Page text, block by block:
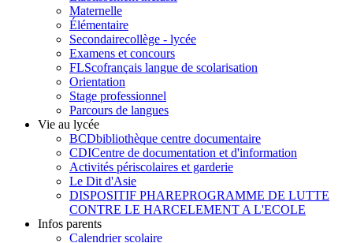
Maternelle
Élémentaire
Secondairecollège - lycée
Examens et concours
FLScofrançais langue de scolarisation
Orientation
Stage professionnel
Parcours de langues
Vie au lycée
BCDbibliothèque centre documentaire
CDICentre de documentation et d'information
Activités périscolaires et garderie
Le Dit d'Asie
DISPOSITIF PHAREPROGRAMME DE LUTTE
CONTRE LE HARCELEMENT A L'ECOLE
Infos parents
Calendrier scolaire